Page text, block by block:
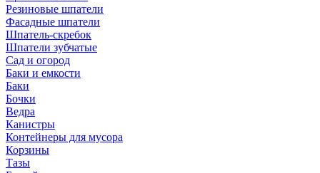
Резиновые шпатели
Фасадные шпатели
Шпатель-скребок
Шпатели зубчатые
Сад и огород
Баки и емкости
Баки
Бочки
Ведра
Канистры
Контейнеры для мусора
Корзины
Тазы